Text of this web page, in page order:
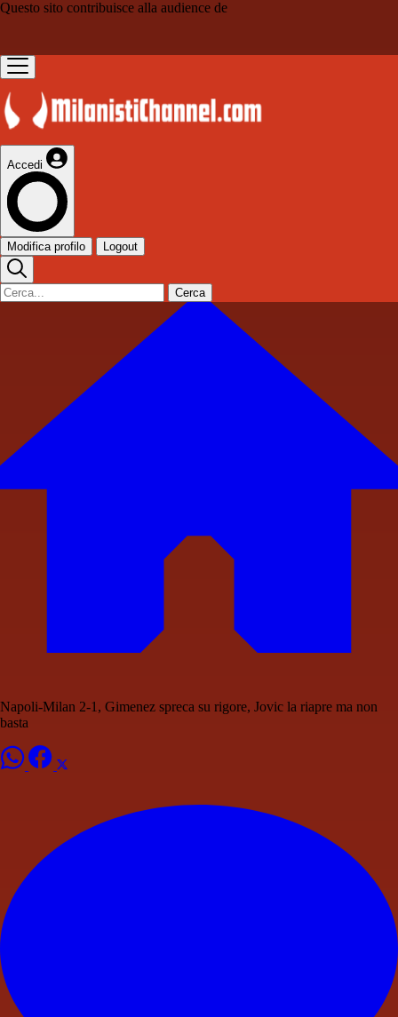
Questo sito contribuisce alla audience de
Accedi
Modifica profilo Logout
Cerca
Napoli-Milan 2-1, Gimenez spreca su rigore, Jovic la riapre ma non
basta